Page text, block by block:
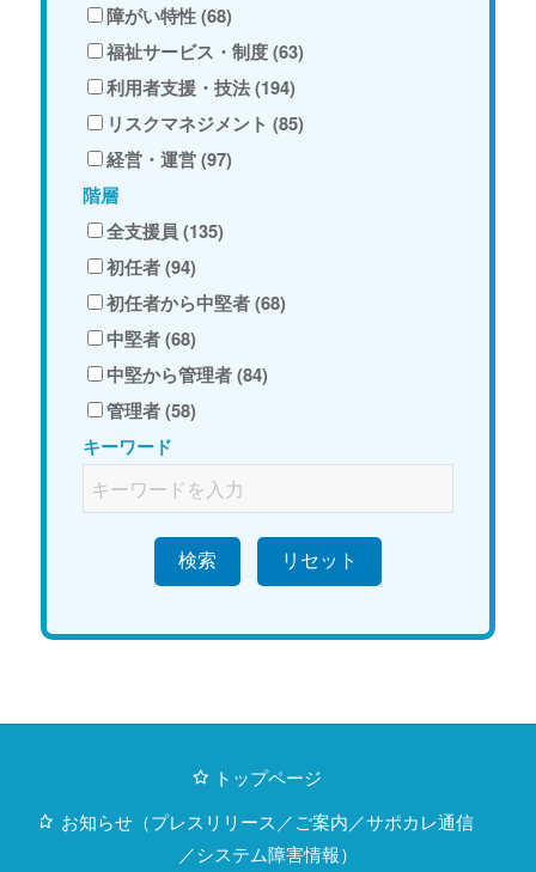
障がい特性 (68)
福祉サービス・制度 (63)
利用者支援・技法 (194)
リスクマネジメント (85)
経営・運営 (97)
階層
全支援員 (135)
初任者 (94)
初任者から中堅者 (68)
中堅者 (68)
中堅から管理者 (84)
管理者 (58)
キーワード
検索
トップページ
お知らせ（プレスリリース／ご案内／サポカレ通信
／システム障害情報）